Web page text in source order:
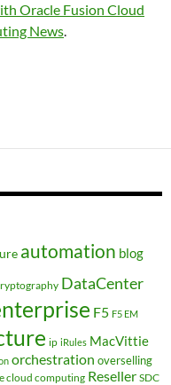
Oracle Fusion Cloud
News.
automation blog
DataCenter
F5 F5 EM
ip iRules MacVittie
orchestration overselling
cloud computing Reseller SDC